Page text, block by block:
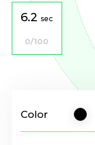
Color
6.2sec
0/100